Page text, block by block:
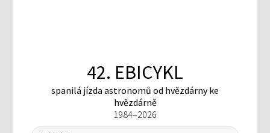
42. EBICYKL
spanilá jízda astronomů od hvězdárny ke
hvězdárně
1984–2026